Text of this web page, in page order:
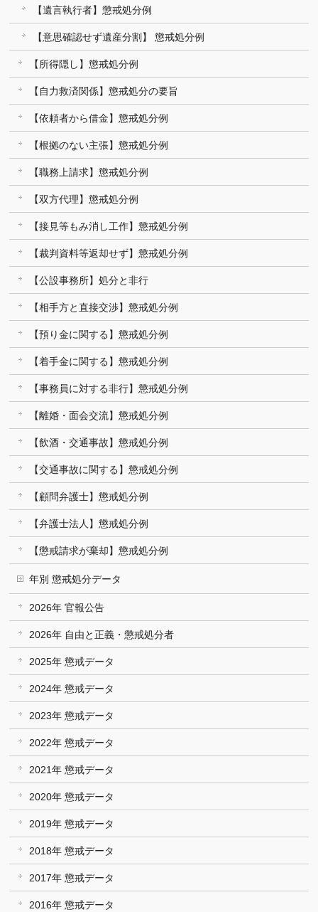
【遺言執行者】懲戒処分例
【意思確認せず遺産分割】 懲戒処分例
【所得隠し】懲戒処分例
【自力救済関係】懲戒処分の要旨
【依頼者から借金】懲戒処分例
【根拠のない主張】懲戒処分例
【職務上請求】懲戒処分例
【双方代理】懲戒処分例
【接見等もみ消し工作】懲戒処分例
【裁判資料等返却せず】懲戒処分例
【公設事務所】処分と非行
【相手方と直接交渉】懲戒処分例
【預り金に関する】懲戒処分例
【着手金に関する】懲戒処分例
【事務員に対する非行】懲戒処分例
【離婚・面会交流】懲戒処分例
【飲酒・交通事故】懲戒処分例
【交通事故に関する】懲戒処分例
【顧問弁護士】懲戒処分例
【弁護士法人】懲戒処分例
【懲戒請求が棄却】懲戒処分例
年別 懲戒処分データ
2026年 官報公告
2026年 自由と正義・懲戒処分者
2025年 懲戒データ
2024年 懲戒データ
2023年 懲戒データ
2022年 懲戒データ
2021年 懲戒データ
2020年 懲戒データ
2019年 懲戒データ
2018年 懲戒データ
2017年 懲戒データ
2016年 懲戒データ